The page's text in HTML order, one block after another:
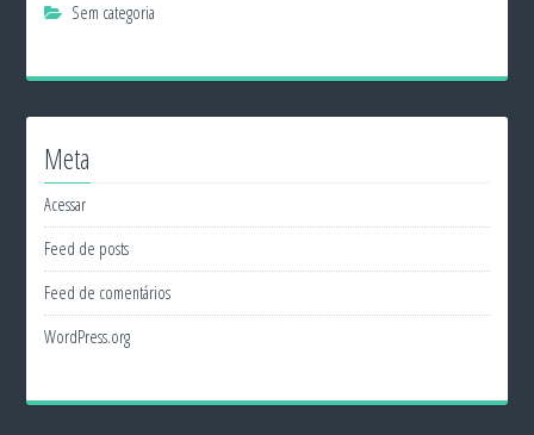
Sem categoria
Meta
Acessar
Feed de posts
Feed de comentários
WordPress.org